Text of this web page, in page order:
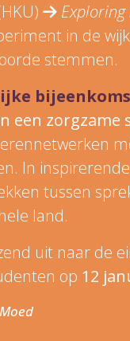
Exploring
in de
stemmen.
een zorgzame
In
tussen
land.
uit naar de
op 12